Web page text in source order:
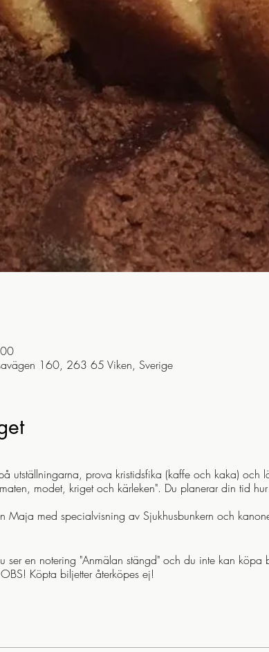
160, 263 65 Viken, Sverige
utställningarna, prova kristidsfika (kaffe och kaka) och
maten, modet, kriget och kärleken". Du planerar din tid
Maja med specialvisning av Sjukhusbunkern och
ser en notering "Anmälan stängd" och du inte kan köpa
Köpta biljetter återköpes ej!